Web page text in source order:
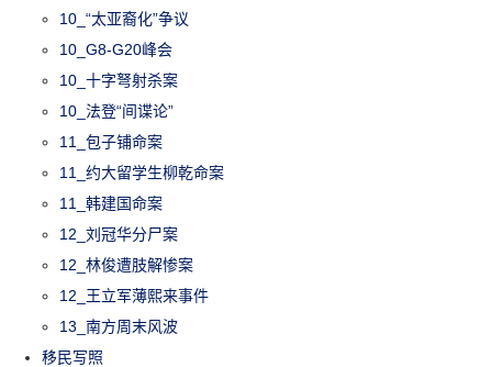
10_“太亚裔化”争议
10_G8-G20峰会
10_十字弩射杀案
10_法登“间谍论”
11_包子铺命案
11_约大留学生柳乾命案
11_韩建国命案
12_刘冠华分尸案
12_林俊遭肢解惨案
12_王立军薄熙来事件
13_南方周末风波
移民写照